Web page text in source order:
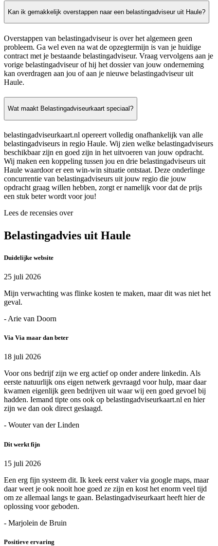
Kan ik gemakkelijk overstappen naar een belastingadviseur uit Haule?
Overstappen van belastingadviseur is over het algemeen geen
probleem. Ga wel even na wat de opzegtermijn is van je huidige
contract met je bestaande belastingadviseur. Vraag vervolgens aan je
vorige belastingadviseur of hij het dossier van jouw onderneming
kan overdragen aan jou of aan je nieuwe belastingadviseur uit
Haule.
Wat maakt Belastingadviseurkaart speciaal?
belastingadviseurkaart.nl opereert volledig onafhankelijk van alle
belastingadviseurs in regio Haule. Wij zien welke belastingadviseurs
beschikbaar zijn en goed zijn in het uitvoeren van jouw opdracht.
Wij maken een koppeling tussen jou en drie belastingadviseurs uit
Haule waardoor er een win-win situatie ontstaat. Deze onderlinge
concurrentie van belastingadviseurs uit jouw regio die jouw
opdracht graag willen hebben, zorgt er namelijk voor dat de prijs
een stuk beter wordt voor jou!
Lees de recensies over
Belastingadvies uit Haule
Duidelijke website
25 juli 2026
Mijn verwachting was flinke kosten te maken, maar dit was niet het
geval.
- Arie van Doorn
Via Via maar dan beter
18 juli 2026
Voor ons bedrijf zijn we erg actief op onder andere linkedin. Als
eerste natuurlijk ons eigen netwerk gevraagd voor hulp, maar daar
kwamen eigenlijk geen bedrijven uit waar wij een goed gevoel bij
hadden. Iemand tipte ons ook op belastingadviseurkaart.nl en hier
zijn we dan ook direct geslaagd.
- Wouter van der Linden
Dit werkt fijn
15 juli 2026
Een erg fijn systeem dit. Ik keek eerst vaker via google maps, maar
daar weet je ook nooit hoe goed ze zijn en kost het enorm veel tijd
om ze allemaal langs te gaan. Belastingadviseurkaart heeft hier de
oplossing voor geboden.
- Marjolein de Bruin
Positieve ervaring